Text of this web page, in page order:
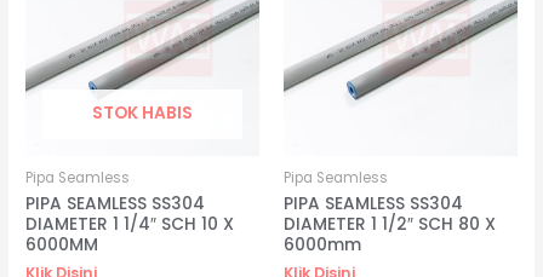
STOK HABIS
Pipa Seamless
PIPA SEAMLESS SS304
DIAMETER 1 1/4″ SCH 10 X
6000MM
Pipa Seamless
PIPA SEAMLESS SS304
DIAMETER 1 1/2″ SCH 80 X
6000mm